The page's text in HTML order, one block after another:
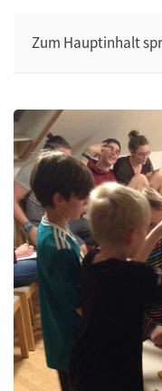
Zum Hauptinhalt